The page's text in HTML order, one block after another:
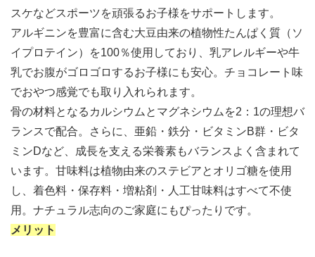
スケなどスポーツを頑張るお子様をサポートします。
アルギニンを豊富に含む大豆由来の植物性たんぱく質（ソ
イプロテイン）を100％使用しており、乳アレルギーや牛
乳でお腹がゴロゴロするお子様にも安心。チョコレート味
でおやつ感覚でも取り入れられます。
骨の材料となるカルシウムとマグネシウムを2：1の理想バ
ランスで配合。さらに、亜鉛・鉄分・ビタミンB群・ビタ
ミンDなど、成長を支える栄養素もバランスよく含まれて
います。甘味料は植物由来のステビアとオリゴ糖を使用
し、着色料・保存料・増粘剤・人工甘味料はすべて不使
用。ナチュラル志向のご家庭にもぴったりです。
メリット